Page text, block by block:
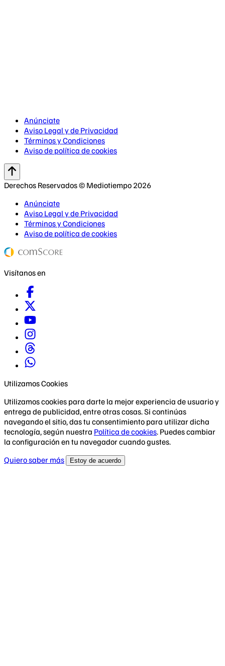
Anúnciate
Aviso Legal y de Privacidad
Términos y Condiciones
Aviso de política de cookies
Derechos Reservados © Mediotiempo 2026
Anúnciate
Aviso Legal y de Privacidad
Términos y Condiciones
Aviso de política de cookies
Visítanos en
Utilizamos Cookies
Utilizamos cookies para darte la mejor experiencia de usuario y
entrega de publicidad, entre otras cosas. Si continúas
navegando el sitio, das tu consentimiento para utilizar dicha
tecnología, según nuestra Política de cookies. Puedes cambiar
la configuración en tu navegador cuando gustes.
Quiero saber más
Estoy de acuerdo